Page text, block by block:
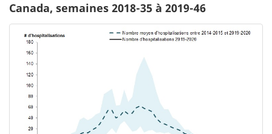
Canada, semaines 2018-35 à 2019-46